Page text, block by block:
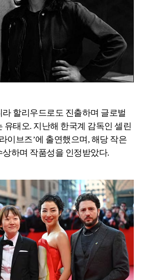
할리우드로도 진출하며 글로벌
유태오. 지난해 한국계 감독인 셀린
이브즈’에 출연했으며, 해당 작은
하며 작품성을 인정받았다.